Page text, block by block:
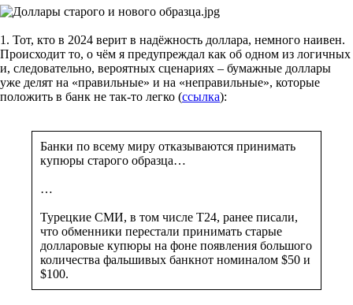
1. Тот, кто в 2024 верит в надёжность доллара, немного наивен.
Происходит то, о чём я предупреждал как об одном из логичных
и, следовательно, вероятных сценариях – бумажные доллары
уже делят на «правильные» и на «неправильные», которые
положить в банк не так-то легко (ссылка):
Банки по всему миру отказываются принимать
купюры старого образца…
…
Турецкие СМИ, в том числе T24, ранее писали,
что обменники перестали принимать старые
долларовые купюры на фоне появления большого
количества фальшивых банкнот номиналом $50 и
$100.